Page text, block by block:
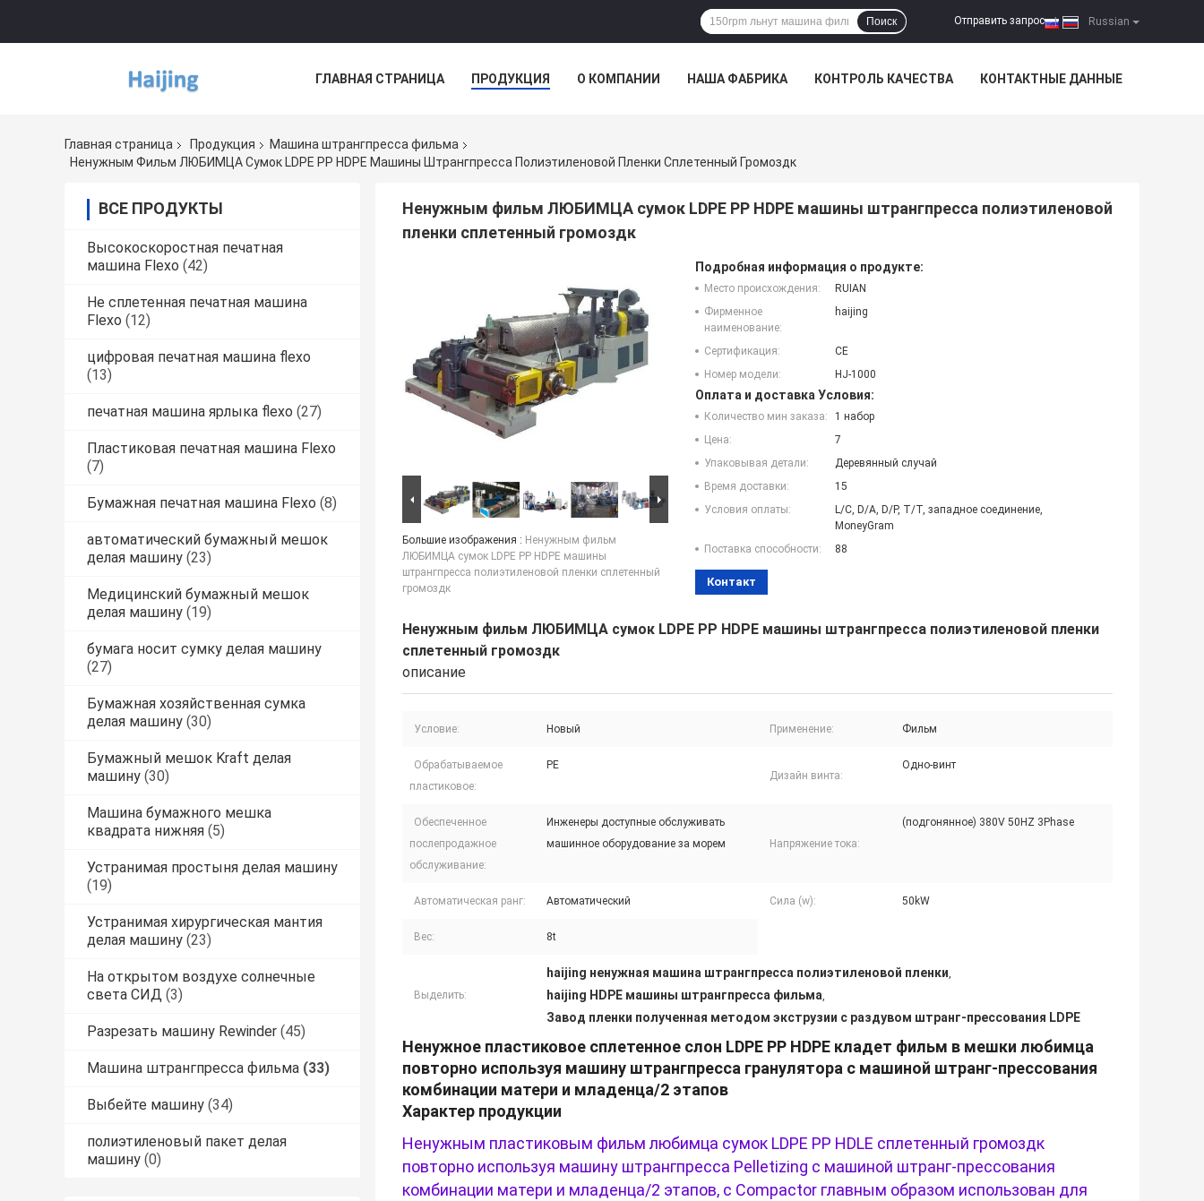
Russian
Отправить запрос |
Поиск
ГЛАВНАЯ СТРАНИЦА ПРОДУКЦИЯ О КОМПАНИИ НАША ФАБРИКА КОНТРОЛЬ КАЧЕСТВА КОНТАКТНЫЕ ДАННЫЕ
Главная страница
Продукция
Машина штрангпресса фильма
Ненужным Фильм ЛЮБИМЦА Сумок LDPE PP HDPE Машины Штрангпресса Полиэтиленовой Пленки Сплетенный Громоздк
ВСЕ ПРОДУКТЫ
Высокоскоростная печатная
машина Flexo (42)
Не сплетенная печатная машина
Flexo (12)
цифровая печатная машина flexo
(13)
печатная машина ярлыка flexo (27)
Пластиковая печатная машина Flexo
(7)
Бумажная печатная машина Flexo (8)
автоматический бумажный мешок
делая машину (23)
Медицинский бумажный мешок
делая машину (19)
бумага носит сумку делая машину
(27)
Бумажная хозяйственная сумка
делая машину (30)
Бумажный мешок Kraft делая
машину (30)
Машина бумажного мешка
квадрата нижняя (5)
Устранимая простыня делая машину
(19)
Устранимая хирургическая мантия
делая машину (23)
На открытом воздухе солнечные
света СИД (3)
Разрезать машину Rewinder (45)
Машина штрангпресса фильма (33)
Выбейте машину (34)
полиэтиленовый пакет делая
машину (0)
Ненужным фильм ЛЮБИМЦА сумок LDPE PP HDPE машины штрангпресса полиэтиленовой
пленки сплетенный громоздк
Большие изображения : Ненужным фильм
ЛЮБИМЦА сумок LDPE PP HDPE машины
штрангпресса полиэтиленовой пленки сплетенный
громоздк
Подробная информация о продукте:
Место происхождения:
RUIAN
Фирменное
наименование:
haijing
Сертификация:
CE
Номер модели:
HJ-1000
Оплата и доставка Условия:
Количество мин заказа:
1 набор
Цена:
7
Упаковывая детали:
Деревянный случай
Время доставки:
15
Условия оплаты:
L/C, D/A, D/P, T/T, западное соединение,
MoneyGram
Поставка способности:
88
Контакт
Ненужным фильм ЛЮБИМЦА сумок LDPE PP HDPE машины штрангпресса полиэтиленовой пленки
сплетенный громоздк
описание
Условие: Новый Применение: Фильм
Обрабатываемое
пластиковое:
PE
Дизайн винта:
Одно-винт
Обеспеченное
послепродажное
обслуживание:
Инженеры доступные обслуживать
машинное оборудование за морем
Напряжение тока:
(подгонянное) 380V 50HZ 3Phase
Автоматическая ранг: Автоматический Сила (w): 50kW
Вес: 8t
Выделить:
haijing ненужная машина штрангпресса полиэтиленовой пленки
haijing HDPE машины штрангпресса фильма
Завод пленки полученная методом экструзии с раздувом штранг-прессования LDPE
Ненужное пластиковое сплетенное слон LDPE PP HDPE кладет фильм в мешки любимца
повторно используя машину штрангпресса гранулятора с машиной штранг-прессования
комбинации матери и младенца/2 этапов
Характер продукции
Ненужным пластиковым фильм любимца сумок LDPE PP HDLE сплетенный громоздк
повторно используя машину штрангпресса Pelletizing с машиной штранг-прессования
комбинации матери и младенца/2 этапов, с Compactor главным образом использован для